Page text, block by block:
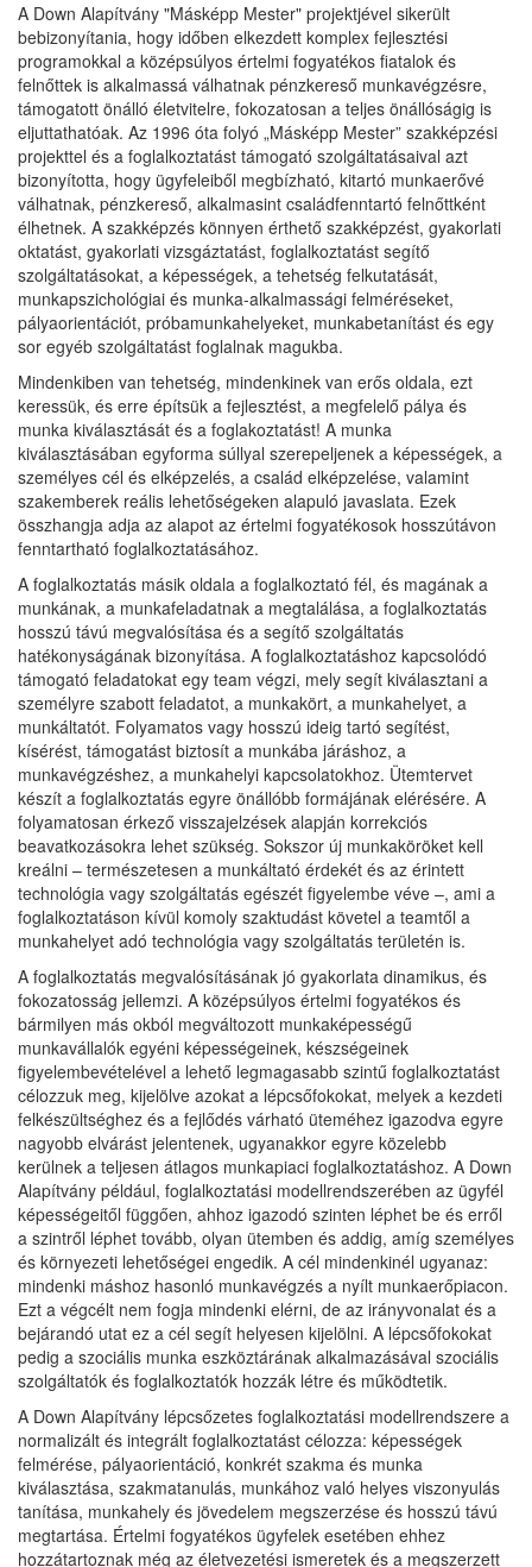
A Down Alapítvány "Másképp Mester" projektjével sikerült
bebizonyítania, hogy időben elkezdett komplex fejlesztési
programokkal a középsúlyos értelmi fogyatékos fiatalok és
felnőttek is alkalmassá válhatnak pénzkereső munkavégzésre,
támogatott önálló életvitelre, fokozatosan a teljes önállóságig is
eljuttathatóak. Az 1996 óta folyó „Másképp Mester” szakképzési
projekttel és a foglalkoztatást támogató szolgáltatásaival azt
bizonyította, hogy ügyfeleiből megbízható, kitartó munkaerővé
válhatnak, pénzkereső, alkalmasint családfenntartó felnőttként
élhetnek. A szakképzés könnyen érthető szakképzést, gyakorlati
oktatást, gyakorlati vizsgáztatást, foglalkoztatást segítő
szolgáltatásokat, a képességek, a tehetség felkutatását,
munkapszichológiai és munka-alkalmassági felméréseket,
pályaorientációt, próbamunkahelyeket, munkabetanítást és egy
sor egyéb szolgáltatást foglalnak magukba.
Mindenkiben van tehetség, mindenkinek van erős oldala, ezt
keressük, és erre építsük a fejlesztést, a megfelelő pálya és
munka kiválasztását és a foglakoztatást! A munka
kiválasztásában egyforma súllyal szerepeljenek a képességek, a
személyes cél és elképzelés, a család elképzelése, valamint
szakemberek reális lehetőségeken alapuló javaslata. Ezek
összhangja adja az alapot az értelmi fogyatékosok hosszútávon
fenntartható foglalkoztatásához.
A foglalkoztatás másik oldala a foglalkoztató fél, és magának a
munkának, a munkafeladatnak a megtalálása, a foglalkoztatás
hosszú távú megvalósítása és a segítő szolgáltatás
hatékonyságának bizonyítása. A foglalkoztatáshoz kapcsolódó
támogató feladatokat egy team végzi, mely segít kiválasztani a
személyre szabott feladatot, a munkakört, a munkahelyet, a
munkáltatót. Folyamatos vagy hosszú ideig tartó segítést,
kísérést, támogatást biztosít a munkába járáshoz, a
munkavégzéshez, a munkahelyi kapcsolatokhoz. Ütemtervet
készít a foglalkoztatás egyre önállóbb formájának elérésére. A
folyamatosan érkező visszajelzések alapján korrekciós
beavatkozásokra lehet szükség. Sokszor új munkaköröket kell
kreálni – természetesen a munkáltató érdekét és az érintett
technológia vagy szolgáltatás egészét figyelembe véve –, ami a
foglalkoztatáson kívül komoly szaktudást követel a teamtől a
munkahelyet adó technológia vagy szolgáltatás területén is.
A foglalkoztatás megvalósításának jó gyakorlata dinamikus, és
fokozatosság jellemzi. A középsúlyos értelmi fogyatékos és
bármilyen más okból megváltozott munkaképességű
munkavállalók egyéni képességeinek, készségeinek
figyelembevételével a lehető legmagasabb szintű foglalkoztatást
célozzuk meg, kijelölve azokat a lépcsőfokokat, melyek a kezdeti
felkészültséghez és a fejlődés várható üteméhez igazodva egyre
nagyobb elvárást jelentenek, ugyanakkor egyre közelebb
kerülnek a teljesen átlagos munkapiaci foglalkoztatáshoz. A Down
Alapítvány például, foglalkoztatási modellrendszerében az ügyfél
képességeitől függően, ahhoz igazodó szinten léphet be és erről
a szintről léphet tovább, olyan ütemben és addig, amíg személyes
és környezeti lehetőségei engedik. A cél mindenkinél ugyanaz:
mindenki máshoz hasonló munkavégzés a nyílt munkaerőpiacon.
Ezt a végcélt nem fogja mindenki elérni, de az irányvonalat és a
bejárandó utat ez a cél segít helyesen kijelölni. A lépcsőfokokat
pedig a szociális munka eszköztárának alkalmazásával szociális
szolgáltatók és foglalkoztatók hozzák létre és működtetik.
A Down Alapítvány lépcsőzetes foglalkoztatási modellrendszere a
normalizált és integrált foglalkoztatást célozza: képességek
felmérése, pályaorientáció, konkrét szakma és munka
kiválasztása, szakmatanulás, munkához való helyes viszonyulás
tanítása, munkahely és jövedelem megszerzése és hosszú távú
megtartása. Értelmi fogyatékos ügyfelek esetében ehhez
hozzátartoznak még az életvezetési ismeretek és a megszerzett